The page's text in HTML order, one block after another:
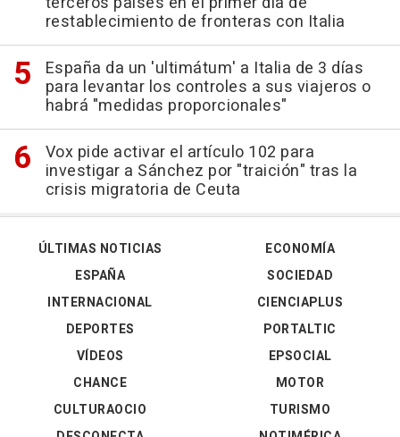
restablecimiento de fronteras con Italia
España da un 'ultimátum' a Italia de 3 días
para levantar los controles a sus viajeros o
habrá "medidas proporcionales"
Vox pide activar el artículo 102 para
investigar a Sánchez por "traición" tras la
crisis migratoria de Ceuta
ÚLTIMAS NOTICIAS
ESPAÑA
INTERNACIONAL
DEPORTES
VÍDEOS
ECONOMÍA
SOCIEDAD
CIENCIAPLUS
PORTALTIC
EPSOCIAL
CHANCE
CULTURAOCIO
MOTOR
TURISMO